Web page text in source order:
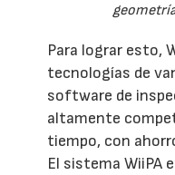
Para lograr esto,
tecnologías de
software de
altamente
tiempo, con
El sistema WiiPA